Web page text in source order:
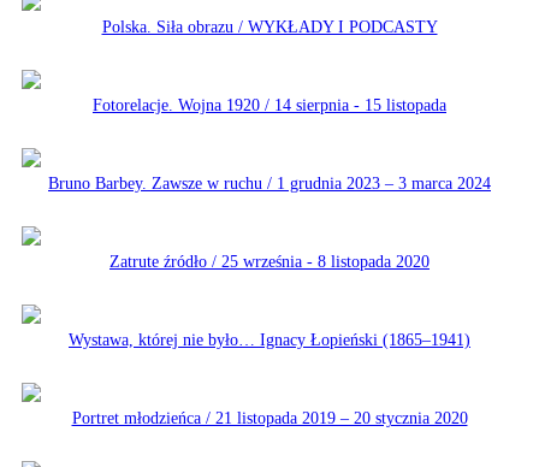
Polska. Siła obrazu / WYKŁADY I PODCASTY
Fotorelacje. Wojna 1920 / 14 sierpnia - 15 listopada
Bruno Barbey. Zawsze w ruchu / 1 grudnia 2023 – 3 marca 2024
Zatrute źródło / 25 września - 8 listopada 2020
Wystawa, której nie było… Ignacy Łopieński (1865–1941)
Portret młodzieńca / 21 listopada 2019 – 20 stycznia 2020